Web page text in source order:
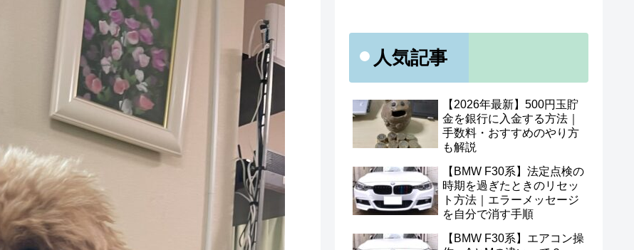
人気記事
【2026年最新】500円玉貯
金を銀行に入金する方法｜
手数料・おすすめのやり方
も解説
【BMW F30系】法定点検の
時期を過ぎたときのリセッ
ト方法｜エラーメッセージ
を自分で消す手順
【BMW F30系】エアコン操